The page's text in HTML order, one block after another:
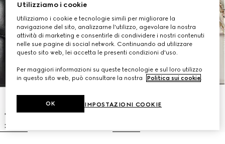
Utilizziamo i cookie
Utilizziamo i cookie e tecnologie simili per migliorare la
navigazione del sito, analizzarne l'utilizzo, agevolare la nostra
attività di marketing e consentirle di condividere i nostri contenuti
nelle sue pagine di social network. Continuando ad utilizzare
questo sito web, lei accetta le presenti condizioni d'uso.
Per maggiori informazioni su queste tecnologie e sul loro utilizzo
in questo sito web, può consultare la nostra
Politica sui cookie.
IMPOSTAZIONI COOKIE
OK